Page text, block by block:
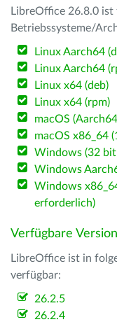
LibreOffice 26.8.0
Betriebssysteme/
Linux Aarch64
Linux Aarch64
Linux x64 (deb)
Linux x64 (rpm)
macOS
macOS x86_64
Windows (32
Windows
Windows
erforderlich)
Verfügbare
LibreOffice ist in
verfügbar:
26.2.5
26.2.4